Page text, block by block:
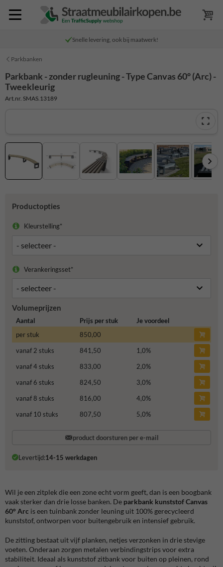
Snelle levering, ook bij maatwerk!
Parkbanken
Parkbank - zonder rugleuning - Type Canvas 60° (Arc) -
Tweekleurig
Art.nr. SMAS.13189
Productopties
Kleurstelling*
Verankeringsset*
Volumeprijzen
Aantal Prijs per stuk
Je voordeel
per stuk
850,00
vanaf 2 stuks
841,50 1,0%
vanaf 4 stuks
833,00 2,0%
vanaf 6 stuks
824,50 3,0%
vanaf 8 stuks
816,00 4,0%
vanaf 10 stuks
807,50 5,0%
product doorsturen per e-mail
Levertijd:14-15 werkdagen
Wil je een zitplek die een zone echt vorm geeft, dan is een boogbank
vaak sterker dan drie losse banken. De parkbank kunststof Canvas
60° Arc is een tuinbank zonder leuning uit 100% gerecycleerd
kunststof, ontworpen voor buitengebruik en intensief gebruik.
De zitting bestaat uit vijf planken, netjes verzonken in drie stevige
voeten. Onderaan zorgen metalen verbindingstrips voor extra
stabiliteit. Ideaal als kunststof zitbank voor buiten op pleinen, rond